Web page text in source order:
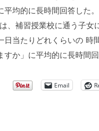
平均的に長時間回答した。
、補習授業校に通う子女
日当たりどれくらいの 時
すか」に平均的に長時間回
Email